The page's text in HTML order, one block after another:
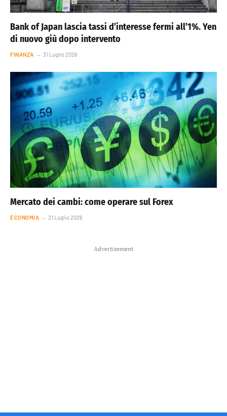
Bank of Japan lascia tassi d’interesse fermi all’1%. Yen
di nuovo giù dopo intervento
FINANZA 31 Luglio 2026
Mercato dei cambi: come operare sul Forex
ECONOMIA 21 Luglio 2026
Advertisement